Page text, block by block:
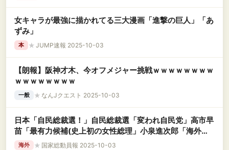
女キャラが最強に描かれてる三大漫画「進撃の巨人」「あ
ずみ」
本 ★ JUMP速報 2025-10-03
【朗報】阪神才木、今オフメジャー挑戦ｗｗｗｗｗｗｗｗ
ｗｗｗｗｗｗｗｗ
一般 ★ なんJクエスト 2025-10-03
日本「自民総裁選！」自民総裁選「変われ自民党」高市早
苗「最有力候補(史上初の女性総理」小泉進次郎「海外逃
亡」マスコミ「進次郎応援！」日本「決着の日(10/4」→
海外 ★ 国家総動員報 2025-10-03